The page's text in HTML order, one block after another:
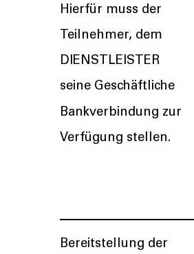
Hierfür muss der
Teilnehmer, dem
DIENSTLEISTER
seine Geschäftliche
Bankverbindung zur
Verfügung stellen.
Bereitstellung der